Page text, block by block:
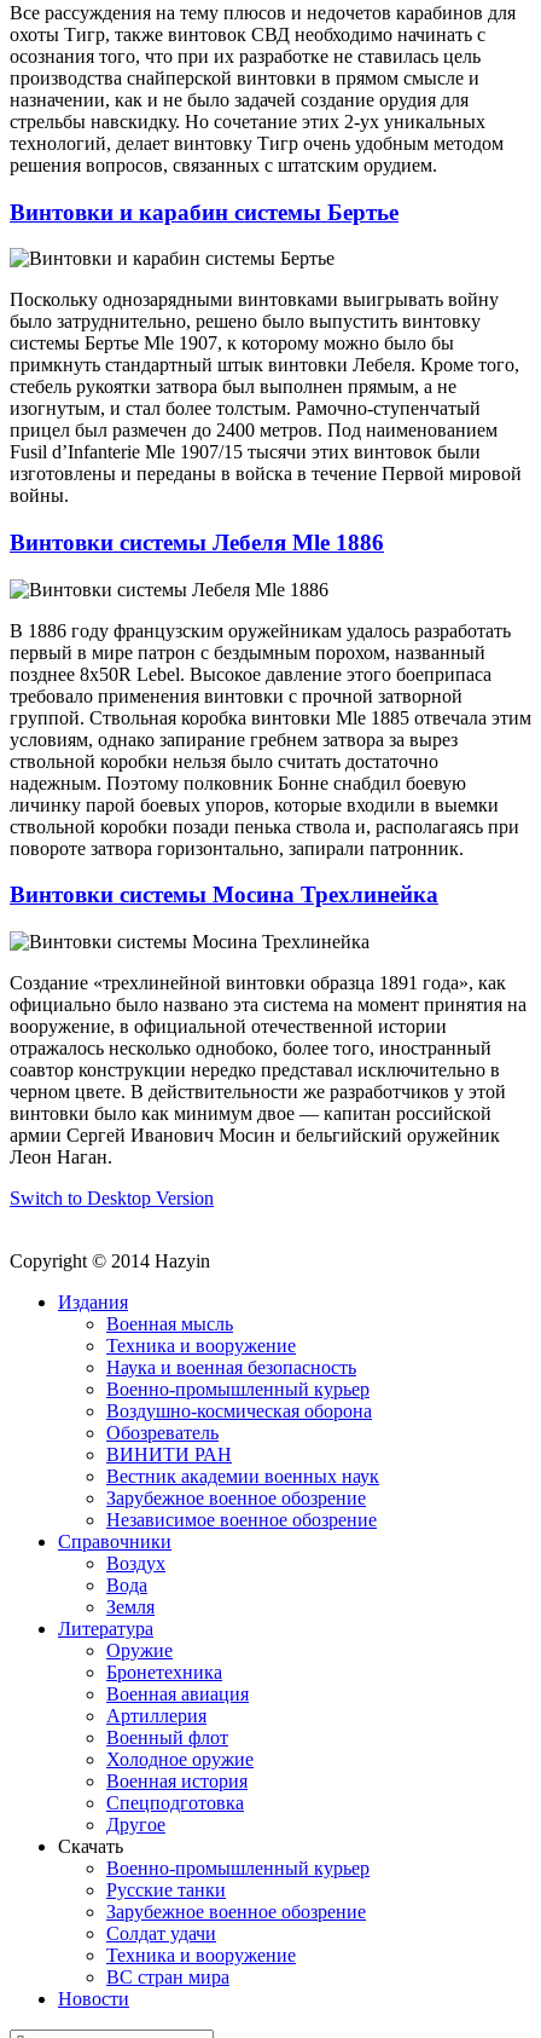
Все рассуждения на тему плюсов и недочетов карабинов для
охоты Тигр, также винтовок СВД необходимо начинать с
осознания того, что при их разработке не ставилась цель
производства снайперской винтовки в прямом смысле и
назначении, как и не было задачей создание орудия для
стрельбы навскидку. Но сочетание этих 2-ух уникальных
технологий, делает винтовку Тигр очень удобным методом
решения вопросов, связанных с штатским орудием.
Винтовки и карабин системы Бертье
Поскольку однозарядными винтовками выигрывать войну
было затруднительно, решено было выпустить винтовку
системы Бертье Mle 1907, к которому можно было бы
примкнуть стандартный штык винтовки Лебеля. Кроме того,
стебель рукоятки затвора был выполнен прямым, а не
изогнутым, и стал более толстым. Рамочно-ступенчатый
прицел был размечен до 2400 метров. Под наименованием
Fusil d’Infanterie Mle 1907/15 тысячи этих винтовок были
изготовлены и переданы в войска в течение Первой мировой
войны.
Винтовки системы Лебеля Mle 1886
В 1886 году французским оружейникам удалось разработать
первый в мире патрон с бездымным порохом, названный
позднее 8x50R Lebel. Высокое давление этого боеприпаса
требовало применения винтовки с прочной затворной
группой. Ствольная коробка винтовки Mle 1885 отвечала этим
условиям, однако запирание гребнем затвора за вырез
ствольной коробки нельзя было считать достаточно
надежным. Поэтому полковник Бонне снабдил боевую
личинку парой боевых упоров, которые входили в выемки
ствольной коробки позади пенька ствола и, располагаясь при
повороте затвора горизонтально, запирали патронник.
Винтовки системы Мосина Трехлинейка
Создание «трехлинейной винтовки образца 1891 года», как
официально было названо эта система на момент принятия на
вооружение, в официальной отечественной истории
отражалось несколько однобоко, более того, иностранный
соавтор конструкции нередко представал исключительно в
черном цвете. В действительности же разработчиков у этой
винтовки было как минимум двое — капитан российской
армии Сергей Иванович Мосин и бельгийский оружейник
Леон Наган.
Switch to Desktop Version
Copyright © 2014 Hazyin
Издания
Военная мысль
Техника и вооружение
Наука и военная безопасность
Военно-промышленный курьер
Воздушно-космическая оборона
Обозреватель
ВИНИТИ РАН
Вестник академии военных наук
Зарубежное военное обозрение
Независимое военное обозрение
Справочники
Воздух
Вода
Земля
Литература
Оружие
Бронетехника
Военная авиация
Артиллерия
Военный флот
Холодное оружие
Военная история
Спецподготовка
Другое
Скачать
Военно-промышленный курьер
Русские танки
Зарубежное военное обозрение
Солдат удачи
Техника и вооружение
ВС стран мира
Новости